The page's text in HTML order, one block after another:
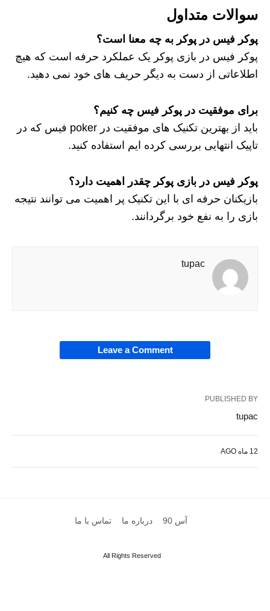
سوالات متداول
پوکر فیس در پوکر به چه معنا است؟
پوکر فیس در بازی پوکر یک عملکرد حرفه است که هیچ
اطلاعاتی از دست به دیگر حریف های خود نمی دهید.
برای موفقیت در پوکر فیس چه کنیم؟
باید از بهترین تکنیک های موفقیت در poker فیس که در
تاپیک انتهایی بررسی کرده ایم استفاده کنید.
پوکر فیس در بازی پوکر چقدر اهمیت دارد؟
بازیکنان حرفه ای با این تکنیک پر اهمیت می توانند نتیجه
بازی را به نفع خود برگردانند.
tupac
Leave a Comment
PUBLISHED BY
tupac
12 ماه AGO
آس 90 درباره ما تماس با ما
All Rights Reserved